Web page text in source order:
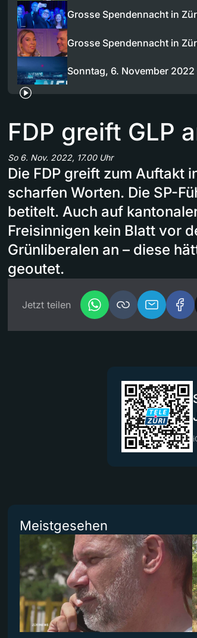
Grosse Spendennacht in
Grosse Spendennacht in
Sonntag, 6. November 2022
FDP greift GLP
So 6. Nov. 2022, 17.00 Uhr
Die FDP greift zum Auftakt
scharfen Worten. Die SP-
betitelt. Auch auf
Freisinnigen kein Blatt vor
Grünliberalen an – diese
geoutet.
Jetzt teilen
Meistgesehen